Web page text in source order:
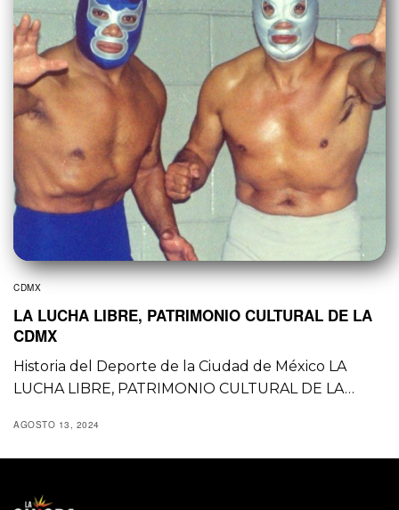
CDMX
LA LUCHA LIBRE, PATRIMONIO CULTURAL DE LA
CDMX
Historia del Deporte de la Ciudad de México LA
LUCHA LIBRE, PATRIMONIO CULTURAL DE LA…
AGOSTO 13, 2024